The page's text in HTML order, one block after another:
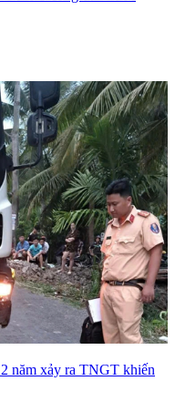
năm xảy ra TNGT khiến